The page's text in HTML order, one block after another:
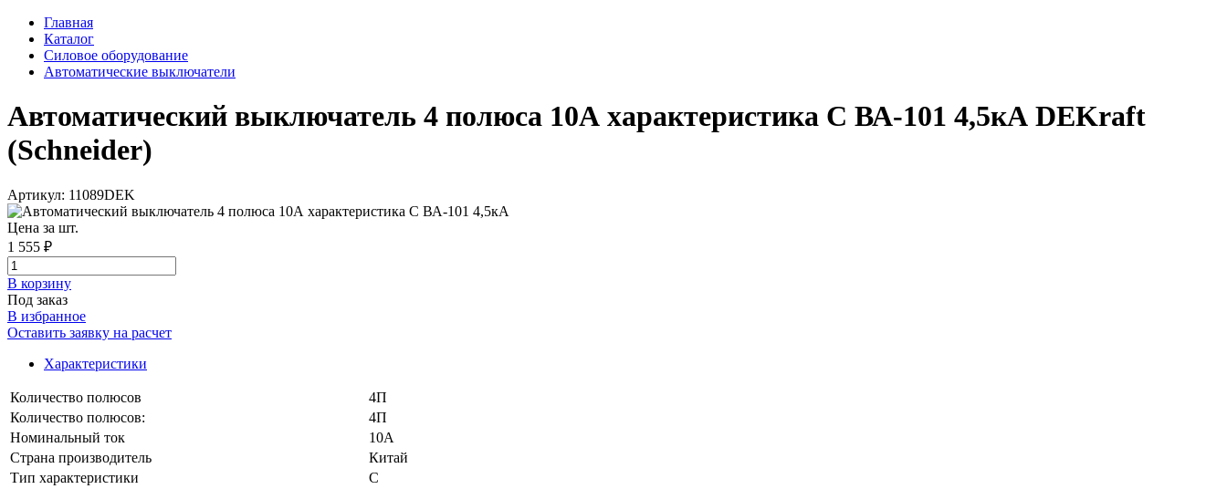
Главная
Каталог
Силовое оборудование
Автоматические выключатели
Автоматический выключатель 4 полюса 10А характеристика C ВА-101 4,5кА DEKraft
(Schneider)
Артикул: 11089DEK
Цена за шт.
1 555 ₽
В корзинy
Под заказ
В избранное
Оставить заявку на расчет
Характеристики
Количество полюсов
4П
Количество полюсов:
4П
Номинальный ток
10А
Страна производитель
Китай
Тип характеристики
C